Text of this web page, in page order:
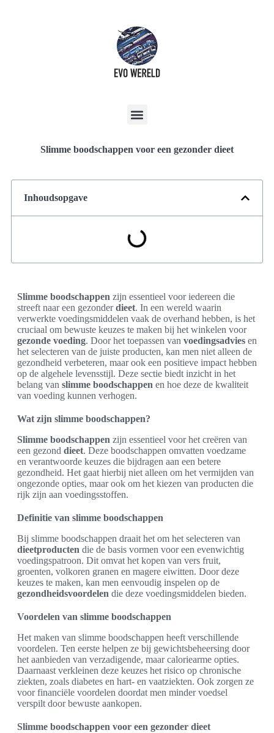
Slimme boodschappen voor een gezonder dieet
Inhoudsopgave
Slimme boodschappen zijn essentieel voor iedereen die
streeft naar een gezonderdieet. In een wereld waarin
verwerkte voedingsmiddelen vaak de overhand hebben, is het
cruciaal om bewuste keuzes te maken bij het winkelen voor
gezonde voeding. Door het toepassen van voedingsadvies en
het selecteren van de juiste producten, kan men niet alleen de
gezondheid verbeteren, maar ook een positieve impact hebben
op de algehele levensstijl. Deze sectie biedt inzicht in het
belang van slimme boodschappen en hoe deze de kwaliteit
van voeding kunnen verhogen.
Wat zijn slimme boodschappen?
Slimme boodschappen zijn essentieel voor het creëren van
een gezond dieet. Deze boodschappen omvatten voedzame
en verantwoorde keuzes die bijdragen aan een betere
gezondheid. Het gaat hierbij niet alleen om het vermijden van
ongezonde opties, maar ook om het kiezen van producten die
rijk zijn aan voedingsstoffen.
Definitie van slimme boodschappen
Bij slimme boodschappen draait het om het selecteren van
dieetproducten die de basis vormen voor een evenwichtig
voedingspatroon. Dit omvat het kopen van vers fruit,
groenten, volkoren granen en magere eiwitten. Door deze
keuzes te maken, kan men eenvoudig inspelen op de
gezondheidsvoordelen die deze voedingsmiddelen bieden.
Voordelen van slimme boodschappen
Het maken van slimme boodschappen heeft verschillende
voordelen. Ten eerste helpen ze bij gewichtsbeheersing door
het aanbieden van verzadigende, maar caloriearme opties.
Daarnaast verkleinen deze keuzes het risico op chronische
ziekten, zoals diabetes en hart- en vaatziekten. Ook zorgen ze
voor financiële voordelen doordat men minder voedsel
verspilt door bewuste aankopen.
Slimme boodschappen voor een gezonder dieet